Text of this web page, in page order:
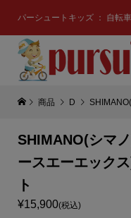
パーシュートキッズ ： 自転
商品 D SHIMANO(シマ
SHIMANO(シマ
ースエーエック
ト
¥15,900(税込)